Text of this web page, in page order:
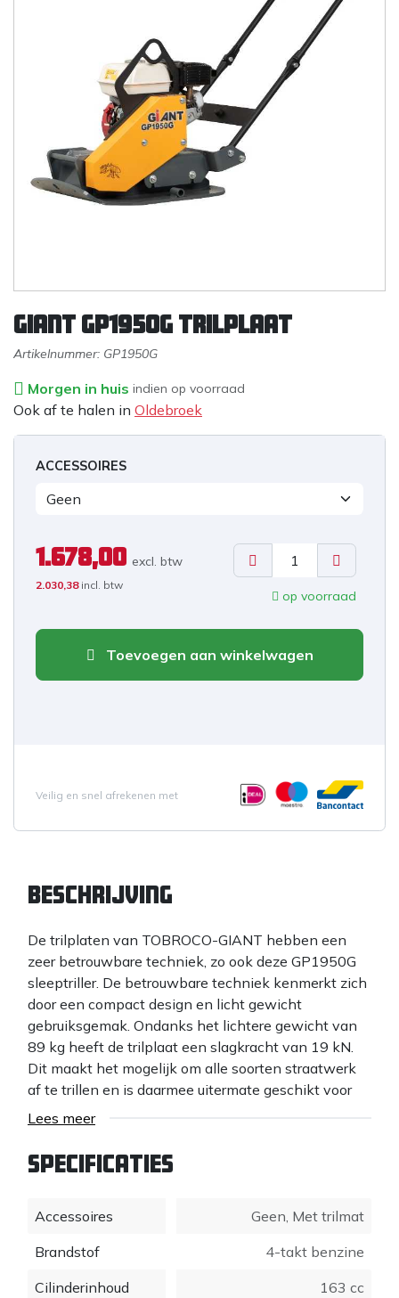
Giant GP1950G trilplaat
Artikelnummer: GP1950G
Morgen in huis indien op voorraad
Ook af te halen in Oldebroek
ACCESSOIRES
1.678,00 excl. btw
2.030,38 incl. btw
op voorraad
Toevoegen aan winkelwagen
Veilig en snel afrekenen met
Beschrijving
De trilplaten van TOBROCO-GIANT hebben een
zeer betrouwbare techniek, zo ook deze GP1950G
sleeptriller. De betrouwbare techniek kenmerkt zich
door een compact design en licht gewicht
gebruiksgemak. Ondanks het lichtere gewicht van
89 kg heeft de trilplaat een slagkracht van 19 kN.
Dit maakt het mogelijk om alle soorten straatwerk
af te trillen en is daarmee uitermate geschikt voor
een professionele stratenmaker of hovenier.
Lees meer
Specificaties
Accessoires Geen, Met trilmat
Brandstof
4-takt benzine
Cilinderinhoud
163 cc